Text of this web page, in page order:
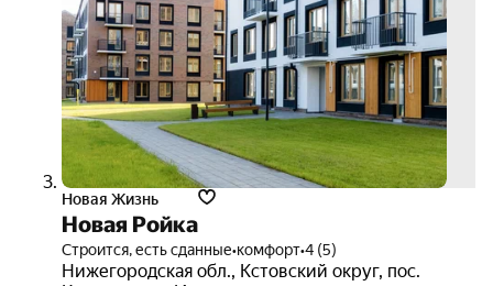
Новая Жизнь
Новая Ройка
Строится, есть сданные•комфорт•4 (5)
Нижегородская обл., Кстовский округ, пос.